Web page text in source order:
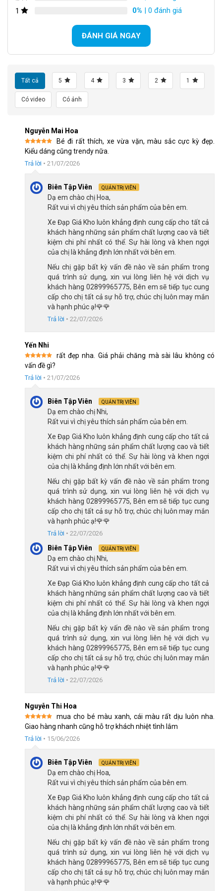
bảo vệ màu sơn xe và kéo dài tuổi thọ của khung sườn. Vì chế
tạo bằng khung thép nên bạn không được để xe ở khu vực ẩm
Khung hợp kim thép chịu lực tốt, bền bỉ
Ghi đông cánh én hợp kim nhôm, tư thế lái thoải mái
Ghi đông của Raccoon Hanna 24 inch được chế tạo từ hợp kim
nhôm, giúp giảm trọng lượng xe, tăng độ bền và chống gỉ sét.
Nhờ đó người dùng có thể điều khiển linh hoạt hơn, nhất là các
bé gái và người lớn tuổi.
Tay lái Raccoon Hanna 24 inch dạng cánh én dễ điều khiển
Tay lái dạng cánh én, giúp mở rộng góc cầm tay, tạo tư thế ngồi
thẳng lưng tự nhiên. Đồng thời hỗ trợ giảm áp lực lên vai, cổ tay
và lưng, mang đến sự thoải mái khi bạn điều khiển xe.
Ngoài ra, phần tay nắm được bọc cao su mềm, giúp người lái
cầm nắm chắc chắn, hạn chế đổ mồ hôi, trơn trượt.
Hệ thống phanh an toàn, vận hành ổn định
Xe đạp nữ Raccoon Hanna 24 inch sử dụng phanh kép, loại
phanh này thường xuất hiện ở các dòngxe đạp trẻ emvà xe
đạp phổ thông. Phanh kép gồm phanh vành trước và phanh
đùm sau, có khả năng kiểm soát tốc độ tốt chỉ với lực bóp nhẹ.
Khác với phanh đĩa cơ tác động trực tiếp vào trục bánh xe để
dừng xe nên tuổi thọ phanh sẽ cao hơn, nhưng giá thành đắt.
Còn phanh truyền thống tuy có giá thành rẻ, nhưng theo thời
gian má phanh sẽ bị hao mòn, hiệu quả phanh giảm rõ rệt. Vì
vậy, bạn nên kiểm tra phanh định kỳ, nếu có dấu hiệu hao mòn
Xe Raccoon Hanna 24 inch sử dụng bộ phanh truyền thống dễ thao
tác
1
0% | 0 đánh giá
ĐÁNH GIÁ NGAY
Tất cả 5 4 3 2 1
Có video Có ảnh
Nguyễn Mai Hoa
Được xếp
hạng 55
sao
Bé đi rất thích, xe vừa vặn, màu sắc cực kỳ đẹp.
Kiểu dáng cũng trendy nữa.
Trả lời • 21/07/2026
Biên Tập Viên QUẢN TRỊ VIÊN
Dạ em chào chị Hoa,
Rất vui vì chị yêu thích sản phẩm của bên em.
Xe Đạp Giá Kho luôn khẳng định cung cấp cho tất cả
khách hàng những sản phẩm chất lượng cao và tiết
kiệm chi phí nhất có thể. Sự hài lòng và khen ngợi
của chị là khẳng định lớn nhất với bên em.
Nếu chị gặp bất kỳ vấn đề nào về sản phẩm trong
quá trình sử dụng, xin vui lòng liên hệ với dịch vụ
khách hàng 02899965775, Bên em sẽ tiếp tục cung
cấp cho chị tất cả sự hỗ trợ, chúc chị luôn may mắn
và hạnh phúc ạ!🌹🌹
Trả lời • 22/07/2026
Yến Nhi
Được xếp
hạng55
sao
rất đẹp nha. Giá phải chăng mà sài lâu không có
vấn đề gì?
Trả lời • 21/07/2026
Biên Tập Viên QUẢN TRỊ VIÊN
Dạ em chào chị Nhi,
Rất vui vì chị yêu thích sản phẩm của bên em.
Xe Đạp Giá Kho luôn khẳng định cung cấp cho tất cả
khách hàng những sản phẩm chất lượng cao và tiết
kiệm chi phí nhất có thể. Sự hài lòng và khen ngợi
của chị là khẳng định lớn nhất với bên em.
Nếu chị gặp bất kỳ vấn đề nào về sản phẩm trong
quá trình sử dụng, xin vui lòng liên hệ với dịch vụ
khách hàng 02899965775, Bên em sẽ tiếp tục cung
cấp cho chị tất cả sự hỗ trợ, chúc chị luôn may mắn
và hạnh phúc ạ!🌹🌹
Trả lời • 22/07/2026
Biên Tập Viên QUẢN TRỊ VIÊN
Dạ em chào chị Nhi,
Rất vui vì chị yêu thích sản phẩm của bên em.
Xe Đạp Giá Kho luôn khẳng định cung cấp cho tất cả
khách hàng những sản phẩm chất lượng cao và tiết
kiệm chi phí nhất có thể. Sự hài lòng và khen ngợi
của chị là khẳng định lớn nhất với bên em.
Nếu chị gặp bất kỳ vấn đề nào về sản phẩm trong
quá trình sử dụng, xin vui lòng liên hệ với dịch vụ
khách hàng 02899965775, Bên em sẽ tiếp tục cung
cấp cho chị tất cả sự hỗ trợ, chúc chị luôn may mắn
và hạnh phúc ạ!🌹🌹
Trả lời • 22/07/2026
Nguyễn Thi Hoa
Được xếp
hạng 5 5
sao
mua cho bé màu xanh, cái màu rất dịu luôn nha.
Giao hàng nhanh cũng hỗ trợ khách nhiệt tình lắm
Trả lời • 15/06/2026
Biên Tập Viên QUẢN TRỊ VIÊN
Dạ em chào chị Hoa,
Rất vui vì chị yêu thích sản phẩm của bên em.
Xe Đạp Giá Kho luôn khẳng định cung cấp cho tất cả
khách hàng những sản phẩm chất lượng cao và tiết
kiệm chi phí nhất có thể. Sự hài lòng và khen ngợi
của chị là khẳng định lớn nhất với bên em.
Nếu chị gặp bất kỳ vấn đề nào về sản phẩm trong
quá trình sử dụng, xin vui lòng liên hệ với dịch vụ
khách hàng 02899965775, Bên em sẽ tiếp tục cung
cấp cho chị tất cả sự hỗ trợ, chúc chị luôn may mắn
và hạnh phúc ạ!🌹🌹